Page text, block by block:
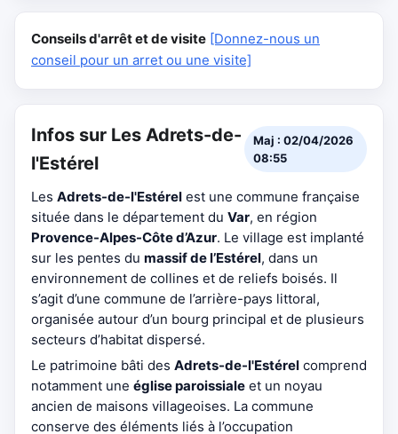
Conseils d'arrêt et de visite [Donnez-nous un
conseil pour un arret ou une visite]
Infos sur Les Adrets-de-
l'Estérel
Maj : 02/04/2026
08:55
Les Adrets-de-l'Estérel est une commune française
située dans le département du Var, en région
Provence-Alpes-Côte d’Azur. Le village est implanté
sur les pentes du massif de l’Estérel, dans un
environnement de collines et de reliefs boisés. Il
s’agit d’une commune de l’arrière-pays littoral,
organisée autour d’un bourg principal et de plusieurs
secteurs d’habitat dispersé.
Le patrimoine bâti des Adrets-de-l'Estérel comprend
notamment une église paroissiale et un noyau
ancien de maisons villageoises. La commune
conserve des éléments liés à l’occupation